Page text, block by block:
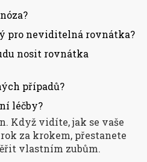
pro neviditelná rovnátka?
nosit rovnátka
případů?
léčby?
Když vidíte, jak se vaše
za krokem, přestanete
vlastním zubům.